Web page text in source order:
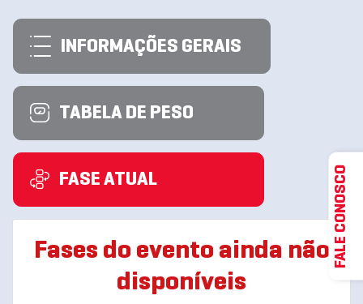
INFORMAÇÕES GERAIS
TABELA DE PESO
FASE ATUAL
Fases do evento ainda não
disponíveis
FALE CONOSCO